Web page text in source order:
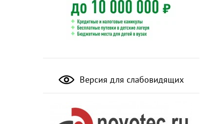
Версия для слабовидящих